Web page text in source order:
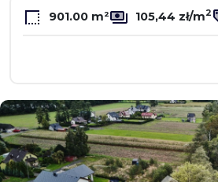
901.00 m² 105,44 zł/m2